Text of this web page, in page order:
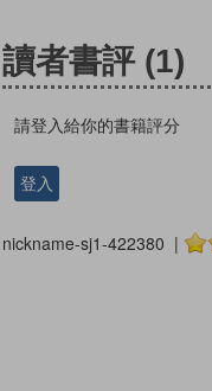
讀者書評 (1)
請登入給你的書籍評分
登入
nickname-sj1-422380 |